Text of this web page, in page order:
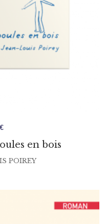
en bois
€
POIREY